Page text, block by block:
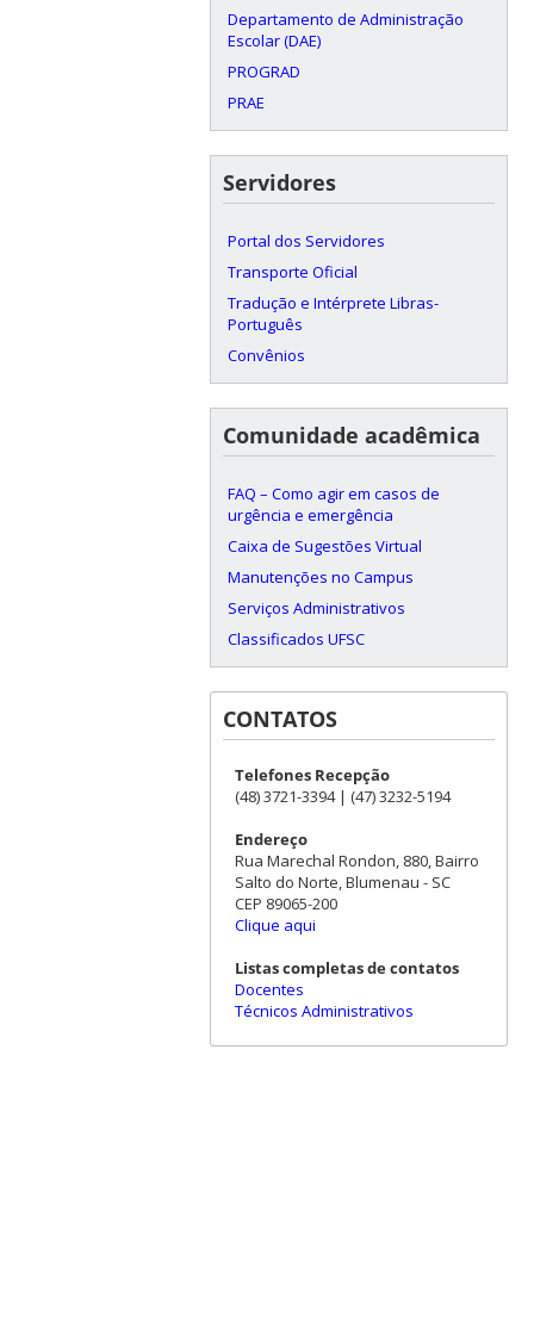
Departamento de Administração
Escolar (DAE)
PROGRAD
PRAE
Servidores
Portal dos Servidores
Transporte Oficial
Tradução e Intérprete Libras-
Português
Convênios
Comunidade acadêmica
FAQ – Como agir em casos de
urgência e emergência
Caixa de Sugestões Virtual
Manutenções no Campus
Serviços Administrativos
Classificados UFSC
CONTATOS
Telefones Recepção
(48) 3721-3394 | (47) 3232-5194
Endereço
Rua Marechal Rondon, 880, Bairro
Salto do Norte, Blumenau - SC
CEP 89065-200
Clique aqui
Listas completas de contatos
Docentes
Técnicos Administrativos